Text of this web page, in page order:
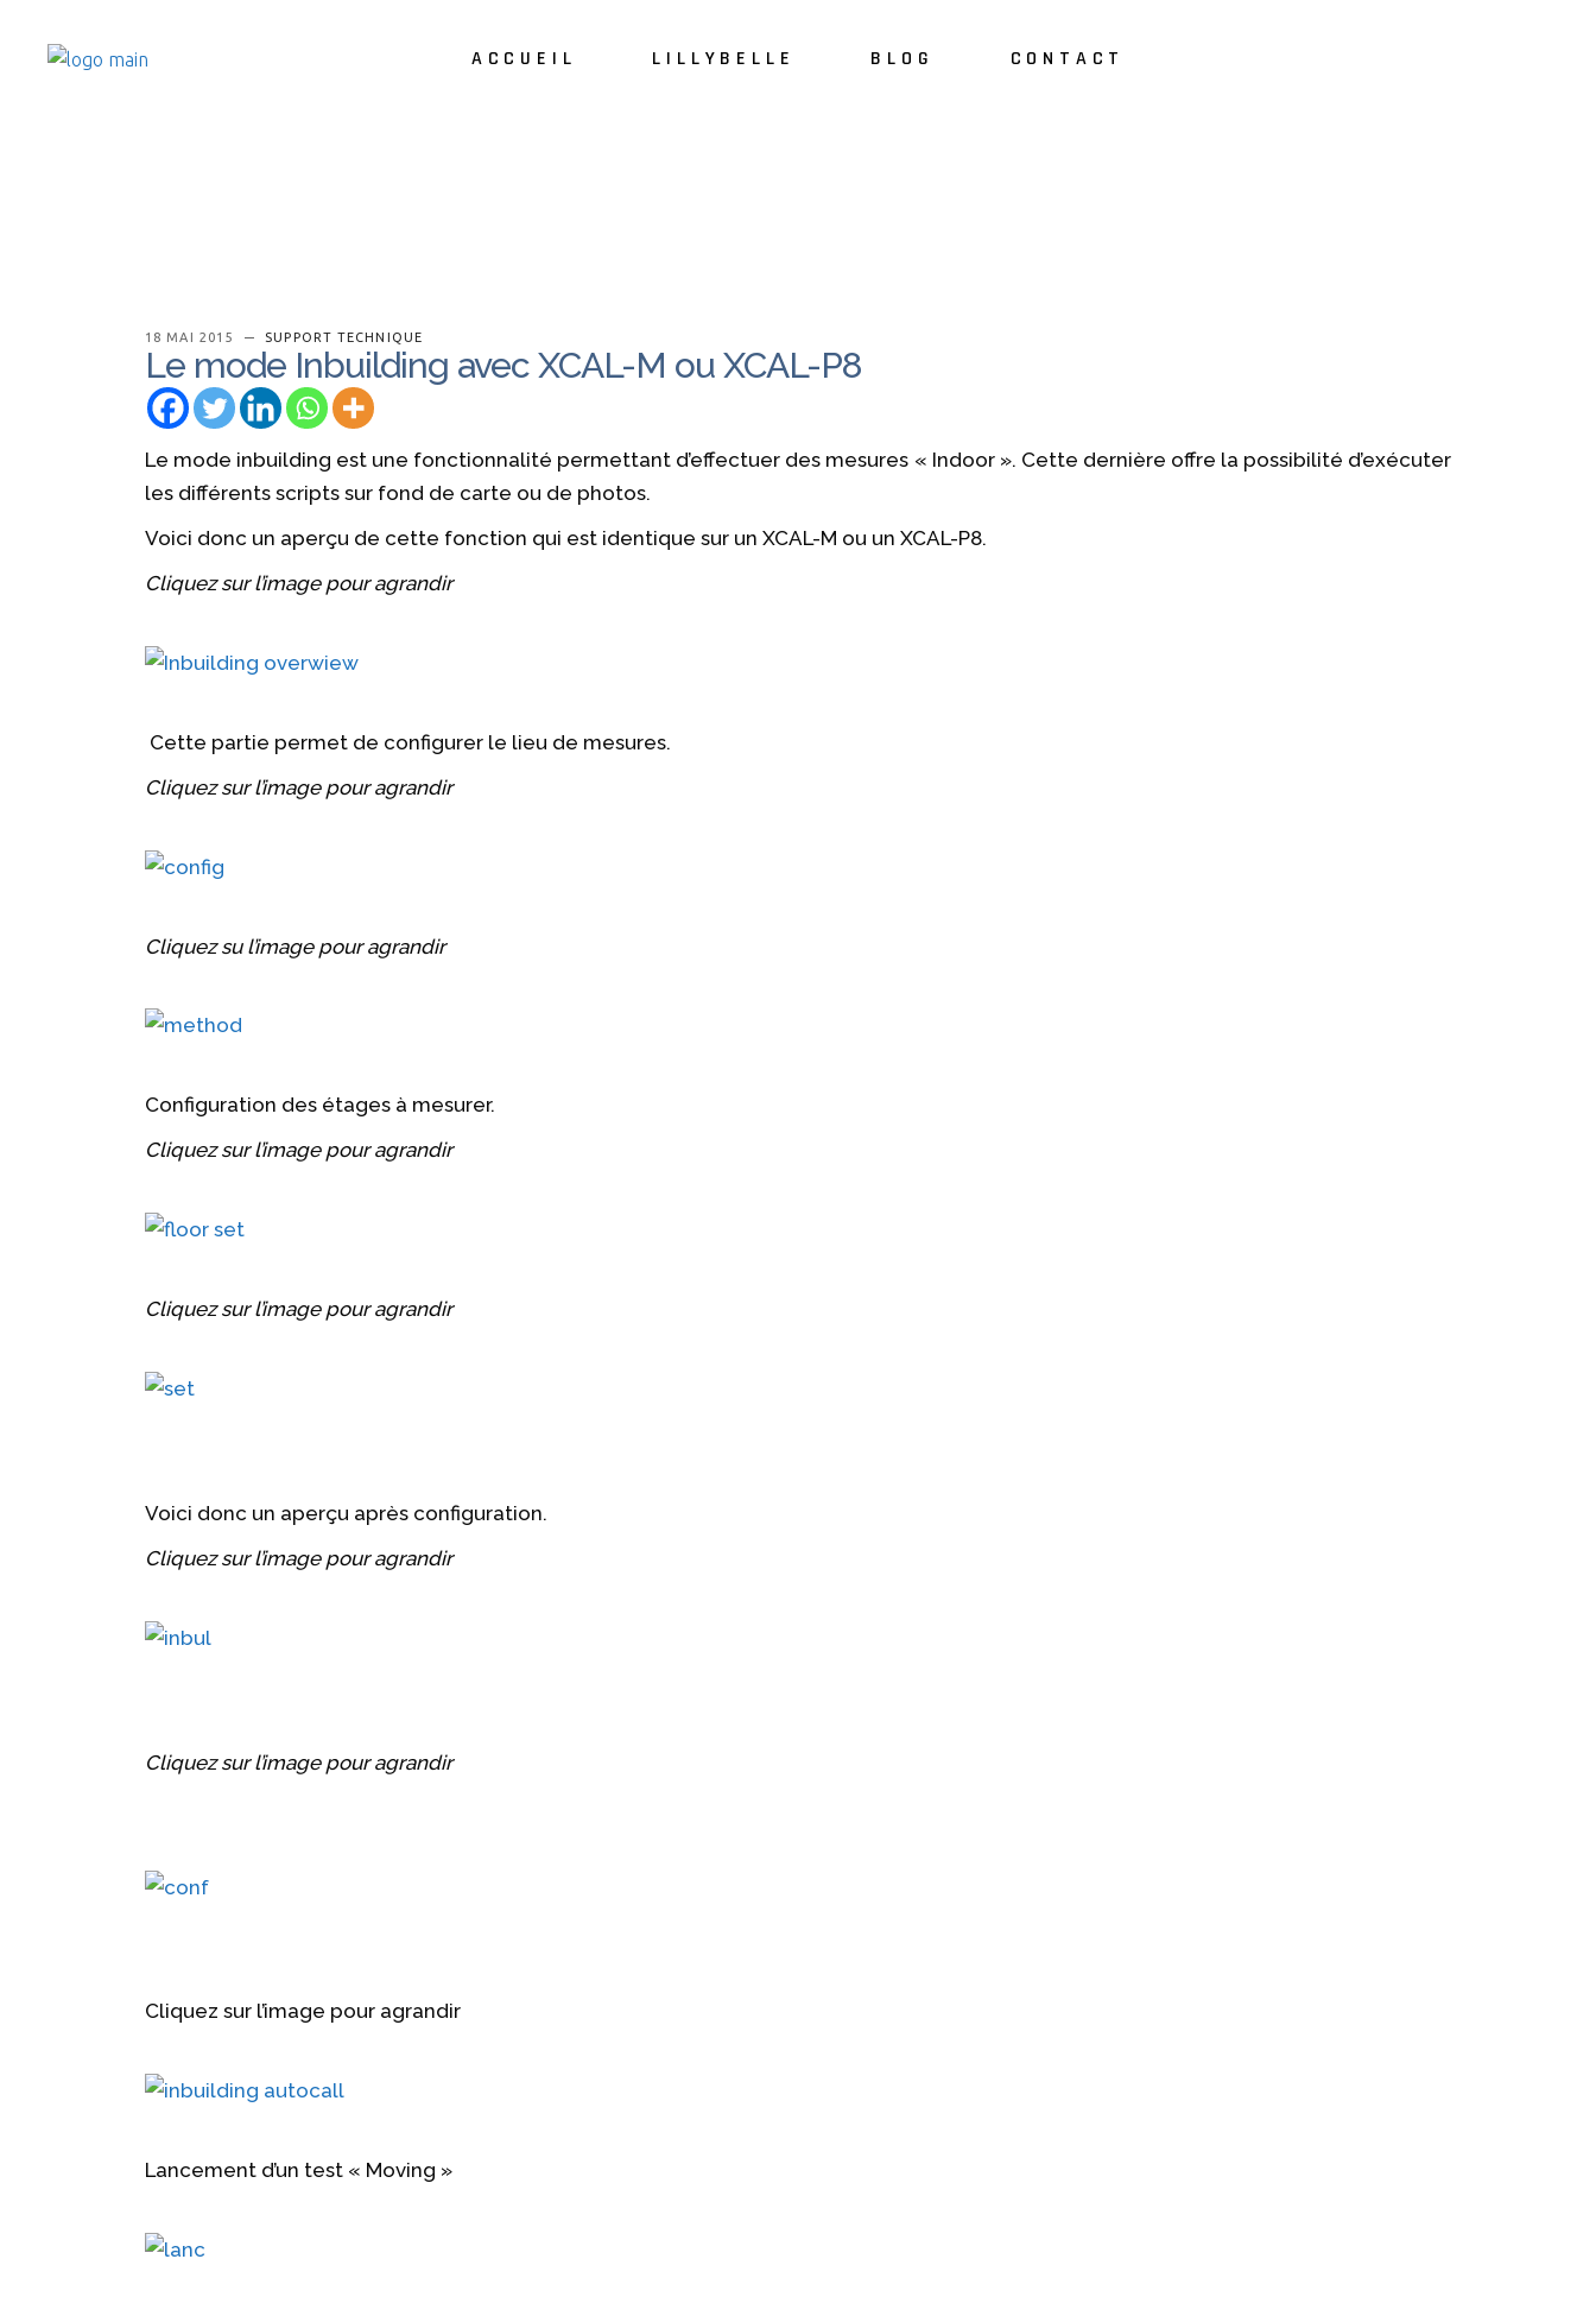
ACCUEIL LILLYBELLE BLOG CONTACT
18 MAI 2015 SUPPORT TECHNIQUE
Le mode Inbuilding avec XCAL-M ou XCAL-P8
Le mode inbuilding est une fonctionnalité permettant d’effectuer des mesures « Indoor ». Cette dernière offre la possibilité d’exécuter
les différents scripts sur fond de carte ou de photos.
Voici donc un aperçu de cette fonction qui est identique sur un XCAL-M ou un XCAL-P8.
Cliquez sur l’image pour agrandir
Cette partie permet de configurer le lieu de mesures.
Cliquez sur l’image pour agrandir
Cliquez su l’image pour agrandir
Configuration des étages à mesurer.
Cliquez sur l’image pour agrandir
Cliquez sur l’image pour agrandir
Voici donc un aperçu après configuration.
Cliquez sur l’image pour agrandir
Cliquez sur l’image pour agrandir
Cliquez sur l’image pour agrandir
Lancement d’un test « Moving »